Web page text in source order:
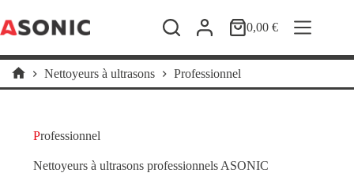
au
contenu
Panier0,00€
Accueil
Nettoyeurs à ultrasons Professionnel
Professionnel
Nettoyeurs à ultrasons professionnels ASONIC